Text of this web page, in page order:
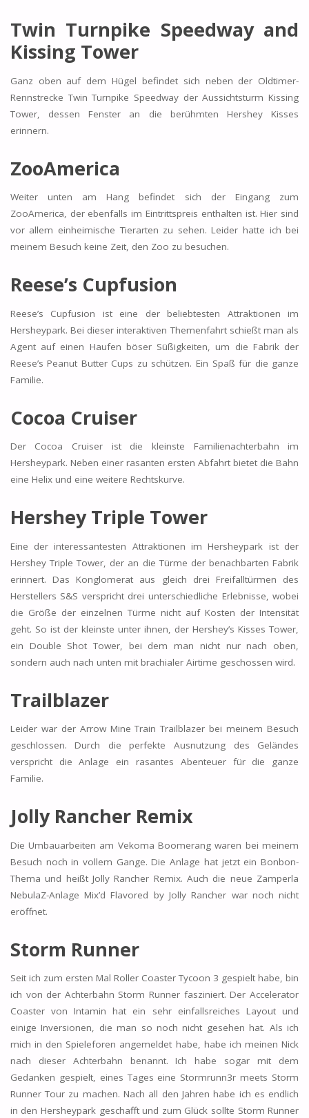
Twin Turnpike Speedway and
Kissing Tower
Ganz oben auf dem Hügel befindet sich neben der Oldtimer-
Rennstrecke Twin Turnpike Speedway der Aussichtsturm Kissing
Tower, dessen Fenster an die berühmten Hershey Kisses
erinnern.
ZooAmerica
Weiter unten am Hang befindet sich der Eingang zum
ZooAmerica, der ebenfalls im Eintrittspreis enthalten ist. Hier sind
vor allem einheimische Tierarten zu sehen. Leider hatte ich bei
meinem Besuch keine Zeit, den Zoo zu besuchen.
Reese’s Cupfusion
Reese’s Cupfusion ist eine der beliebtesten Attraktionen im
Hersheypark. Bei dieser interaktiven Themenfahrt schießt man als
Agent auf einen Haufen böser Süßigkeiten, um die Fabrik der
Reese’s Peanut Butter Cups zu schützen. Ein Spaß für die ganze
Familie.
Cocoa Cruiser
Der Cocoa Cruiser ist die kleinste Familienachterbahn im
Hersheypark. Neben einer rasanten ersten Abfahrt bietet die Bahn
eine Helix und eine weitere Rechtskurve.
Hershey Triple Tower
Eine der interessantesten Attraktionen im Hersheypark ist der
Hershey Triple Tower, der an die Türme der benachbarten Fabrik
erinnert. Das Konglomerat aus gleich drei Freifalltürmen des
Herstellers S&S verspricht drei unterschiedliche Erlebnisse, wobei
die Größe der einzelnen Türme nicht auf Kosten der Intensität
geht. So ist der kleinste unter ihnen, der Hershey’s Kisses Tower,
ein Double Shot Tower, bei dem man nicht nur nach oben,
sondern auch nach unten mit brachialer Airtime geschossen wird.
Trailblazer
Leider war der Arrow Mine Train Trailblazer bei meinem Besuch
geschlossen. Durch die perfekte Ausnutzung des Geländes
verspricht die Anlage ein rasantes Abenteuer für die ganze
Familie.
Jolly Rancher Remix
Die Umbauarbeiten am Vekoma Boomerang waren bei meinem
Besuch noch in vollem Gange. Die Anlage hat jetzt ein Bonbon-
Thema und heißt Jolly Rancher Remix. Auch die neue Zamperla
NebulaZ-Anlage Mix’d Flavored by Jolly Rancher war noch nicht
eröffnet.
Storm Runner
Seit ich zum ersten Mal Roller Coaster Tycoon 3 gespielt habe, bin
ich von der Achterbahn Storm Runner fasziniert. Der Accelerator
Coaster von Intamin hat ein sehr einfallsreiches Layout und
einige Inversionen, die man so noch nicht gesehen hat. Als ich
mich in den Spieleforen angemeldet habe, habe ich meinen Nick
nach dieser Achterbahn benannt. Ich habe sogar mit dem
Gedanken gespielt, eines Tages eine Stormrunn3r meets Storm
Runner Tour zu machen. Nach all den Jahren habe ich es endlich
in den Hersheypark geschafft und zum Glück sollte Storm Runner